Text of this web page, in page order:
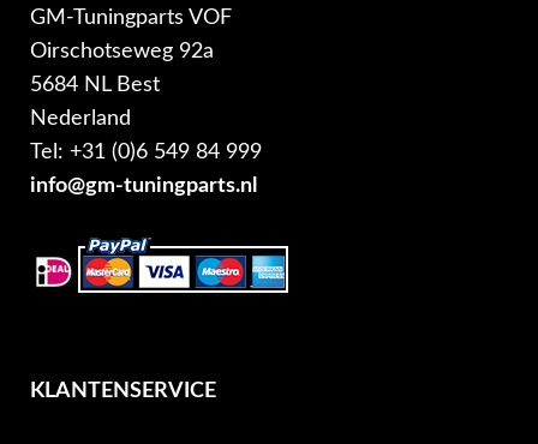
GM-Tuningparts VOF
Oirschotseweg 92a
5684 NL Best
Nederland
Tel: +31 (0)6 549 84 999
info@gm-tuningparts.nl
KLANTENSERVICE